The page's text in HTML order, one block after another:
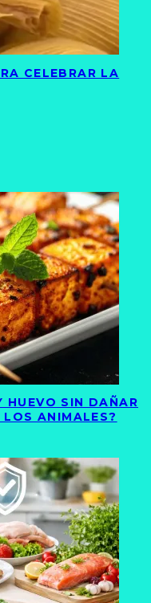
CELEBRAR LA
HUEVO SIN DAÑAR
ANIMALES?